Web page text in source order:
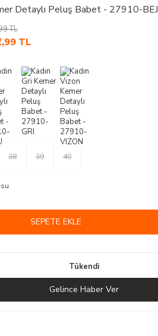
Detaylı Peluş Babet - 27910-BEJ
TL
,99 TL
38 39 40
SEPETE EKLE
Tükendi
Gelince Haber Ver